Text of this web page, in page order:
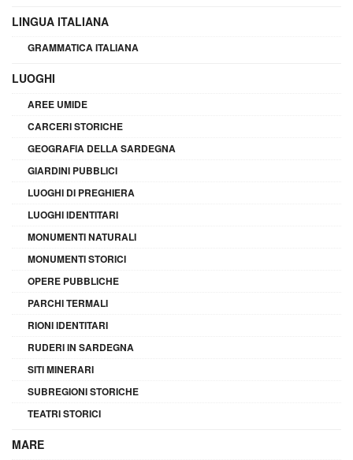
LINGUA ITALIANA
GRAMMATICA ITALIANA
LUOGHI
AREE UMIDE
CARCERI STORICHE
GEOGRAFIA DELLA SARDEGNA
GIARDINI PUBBLICI
LUOGHI DI PREGHIERA
LUOGHI IDENTITARI
MONUMENTI NATURALI
MONUMENTI STORICI
OPERE PUBBLICHE
PARCHI TERMALI
RIONI IDENTITARI
RUDERI IN SARDEGNA
SITI MINERARI
SUBREGIONI STORICHE
TEATRI STORICI
MARE